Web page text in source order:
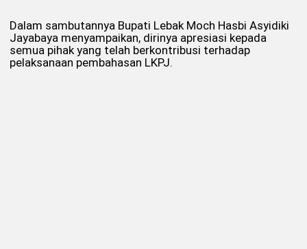
Dalam sambutannya Bupati Lebak Moch Hasbi Asyidiki
Jayabaya menyampaikan, dirinya apresiasi kepada
semua pihak yang telah berkontribusi terhadap
pelaksanaan pembahasan LKPJ.